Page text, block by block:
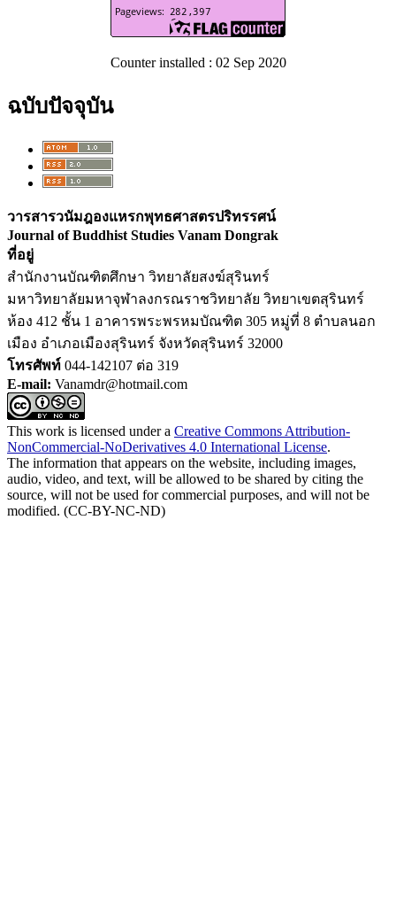
Counter installed : 02 Sep 2020
ฉบับปัจจุบัน
วารสารวนัมฎองแหรกพุทธศาสตรปริทรรศน์
Journal of Buddhist Studies Vanam Dongrak
ที่อยู่
สำนักงานบัณฑิตศึกษา วิทยาลัยสงฆ์สุรินทร์
มหาวิทยาลัยมหาจุฬาลงกรณราชวิทยาลัย วิทยาเขตสุรินทร์
ห้อง 412 ชั้น 1 อาคารพระพรหมบัณฑิต 305 หมู่ที่ 8 ตำบลนอก
เมือง อำเภอเมืองสุรินทร์ จังหวัดสุรินทร์ 32000
โทรศัพท์ 044-142107 ต่อ 319
E-mail: Vanamdr@hotmail.com
This work is licensed under a Creative Commons Attribution-
NonCommercial-NoDerivatives 4.0 International License.
The information that appears on the website, including images,
audio, video, and text, will be allowed to be shared by citing the
source, will not be used for commercial purposes, and will not be
modified. (CC-BY-NC-ND)